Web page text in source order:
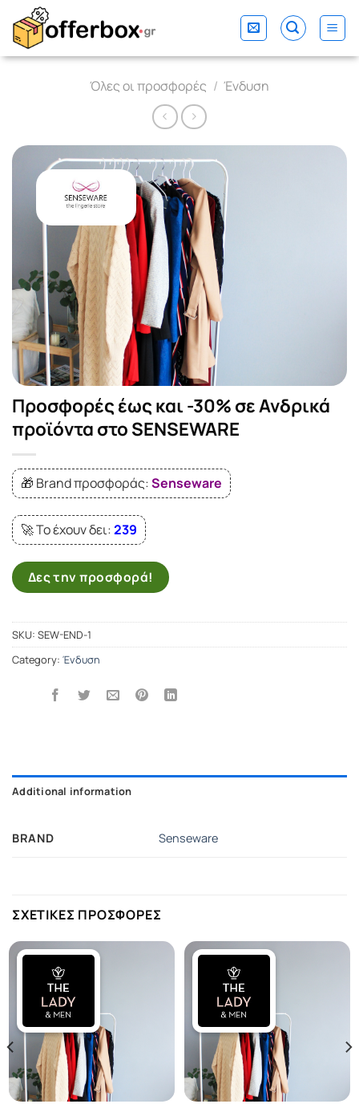
content
Όλες οι προσφορές / Ένδυση
Προσφορές έως και -30% σε Ανδρικά
προϊόντα στο SENSEWARE
🎁 Brand προσφοράς:Senseware
🚀 Το έχουν δει:239
Δες την προσφορά!
SKU: SEW-END-1
Category: Ένδυση
Additional information
BRAND Senseware
ΣΧΕΤΙΚΕΣ ΠΡΟΣΦΟΡΕΣ